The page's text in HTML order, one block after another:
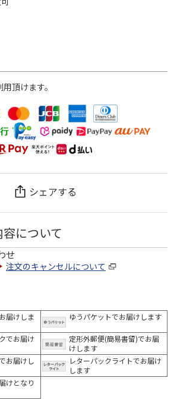
頂けます。
シェアする
について
せ
注文のキャンセルについて
届けしま
ゆうパケットでお届けします
でお届け
定形外郵便(簡易書留)でお届
けします
お届けし
レターパックライトでお届け
します
けとなり